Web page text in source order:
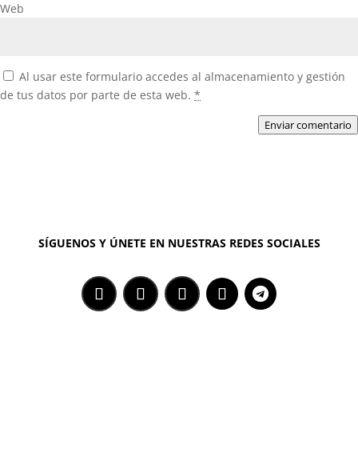
Web
Al usar este formulario accedes al almacenamiento y gestión
de tus datos por parte de esta web. *
Enviar comentario
SÍGUENOS Y ÚNETE EN NUESTRAS REDES SOCIALES